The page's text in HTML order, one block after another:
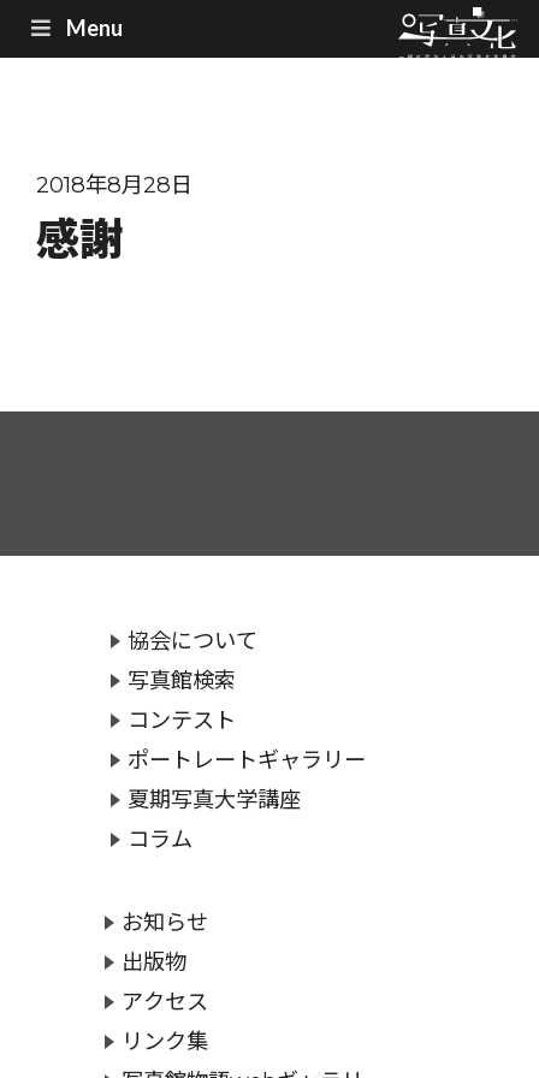
Menu
2018年8月28日
感謝
協会について
写真館検索
コンテスト
ポートレートギャラリー
夏期写真大学講座
コラム
お知らせ
出版物
アクセス
リンク集